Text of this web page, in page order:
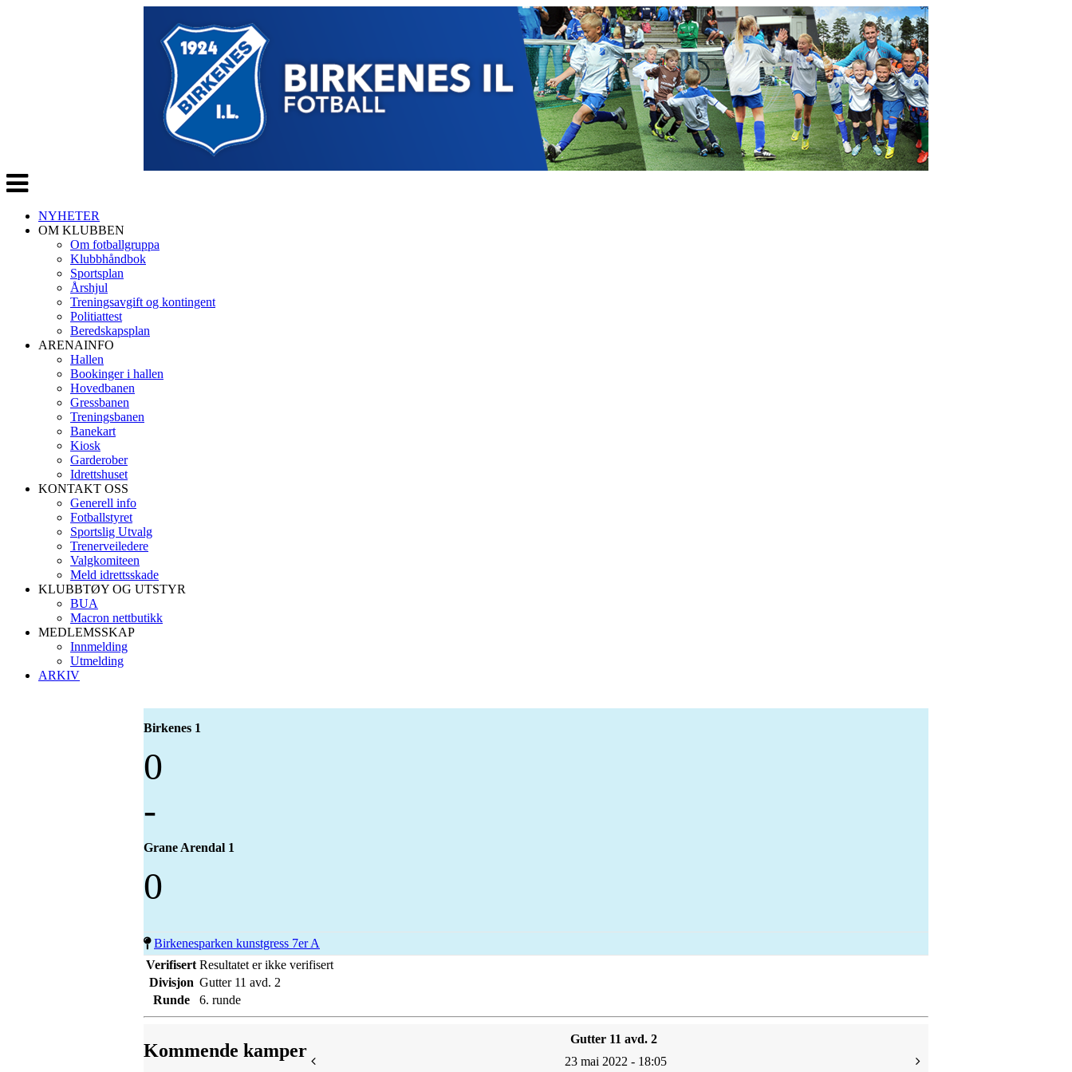
Veksle
navigasjon
NYHETER
OM KLUBBEN
Om fotballgruppa
Klubbhåndbok
Sportsplan
Årshjul
Treningsavgift og kontingent
Politiattest
Beredskapsplan
ARENAINFO
Hallen
Bookinger i hallen
Hovedbanen
Gressbanen
Treningsbanen
Banekart
Kiosk
Garderober
Idrettshuset
KONTAKT OSS
Generell info
Fotballstyret
Sportslig Utvalg
Trenerveiledere
Valgkomiteen
Meld idrettsskade
KLUBBTØY OG UTSTYR
BUA
Macron nettbutikk
MEDLEMSSKAP
Innmelding
Utmelding
ARKIV
Birkenes 1
0
-
Grane Arendal 1
0
Birkenesparken kunstgress 7er A
Verifisert Resultatet er ikke verifisert
Divisjon Gutter 11 avd. 2
Runde
6. runde
Kommende kamper
Gutter 11 avd. 2
23 mai 2022 - 18:05